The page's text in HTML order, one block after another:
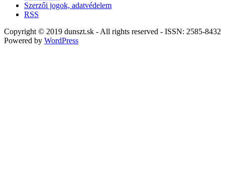
Szerzői jogok, adatvédelem
RSS
Copyright © 2019 dunszt.sk - All rights reserved - ISSN: 2585-8432
Powered by WordPress